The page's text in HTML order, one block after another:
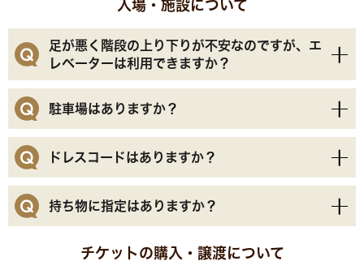
入場・施設について
足が悪く階段の上り下りが不安なのですが、エ
レベーターは利用できますか？
はい、会場内のエレベーターをご利用いただけます。
当日、お近くのスタッフにエレベーター利用を希望す
ます。
駐車場はありますか？
スタジアムシティの駐車場をご利用いただけますが、
イベント当日は混雑が予想されます。送迎や公共交通
ドレスコードはありますか？
い。会場内はエアコンが効いていて、寒く感じる場合
持ち物に指定はありますか？
入場には「座席情報が記載されたチケット(紙/電
チケットの購入・譲渡について